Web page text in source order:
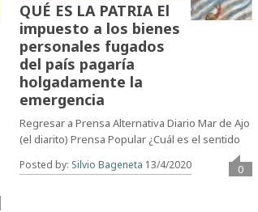
QUÉ ES LA PATRIA El
impuesto a los bienes
personales fugados
del país pagaría
holgadamente la
emergencia
Regresar a Prensa Alternativa Diario Mar de Ajo
(el diarito) Prensa Popular ¿Cuál es el sentido
Posted by: Silvio Bageneta 13/4/2020 0